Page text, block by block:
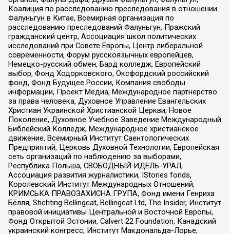
Коалиция по расследованию преследования в отношении
Фалуньгун в Китае, Всемирная организация по
расследованию преследований Фалуньгун, Пражский
гражданский центр, Ассоциация школ политических
исследований при Совете Европы, Центр либеральной
современности, Форум русскоязычных европейцев,
Немецко-русский обмен, Бард колледж, Европейский
выбор, Фонд Ходорковского, Оксфордский российский
фонд, Фонд Будущее России, Компания свободы
информации, Проект Медиа, Международное партнерство
за права человека, Духовное Управление Евангельских
Христиан Украинской Христианской Церкви, Новое
Поколение, Духовное Учебное Заведение Международный
Библейский Колледж, Международное христианское
движение, Всемирный Институт Саентологических
Предприятий, Церковь Духовной Технологии, Европейская
сеть организаций по наблюдению за выборами,
Республика Польша, СВОБОДНЫЙ ИДЕЛЬ-УРАЛ,
Ассоциация развития журналистики, IStories fonds,
Королевский Институт Международных Отношений,
КРИМСЬКА ПРАВОЗАХИСНА ГРУПА, Фонд имени Генриха
Бёлля, Stichting Bellingcat, Bellingcat Ltd, The Insider, Институт
правовой инициативы Центральной и Восточной Европы,
Фонд Открытой Эстонии, Calvert 22 Foundation, Канадский
украинский конгресс, Институт Макдональда-Лорье,